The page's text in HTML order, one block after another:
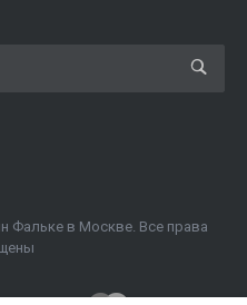
Фальке в Москве. Все права